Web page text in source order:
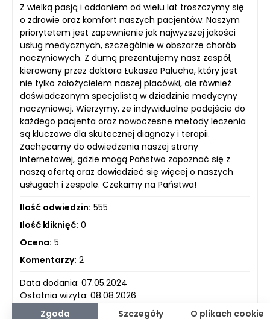
Z wielką pasją i oddaniem od wielu lat troszczymy się
o zdrowie oraz komfort naszych pacjentów. Naszym
priorytetem jest zapewnienie jak najwyższej jakości
usług medycznych, szczególnie w obszarze chorób
naczyniowych. Z dumą prezentujemy nasz zespół,
kierowany przez doktora Łukasza Palucha, który jest
nie tylko założycielem naszej placówki, ale również
doświadczonym specjalistą w dziedzinie medycyny
naczyniowej. Wierzymy, że indywidualne podejście do
każdego pacjenta oraz nowoczesne metody leczenia
są kluczowe dla skutecznej diagnozy i terapii.
Zachęcamy do odwiedzenia naszej strony
internetowej, gdzie mogą Państwo zapoznać się z
naszą ofertą oraz dowiedzieć się więcej o naszych
usługach i zespole. Czekamy na Państwa!
Ilość odwiedzin: 555
Ilość kliknięć: 0
Ocena: 5
Komentarzy: 2
Data dodania: 07.05.2024
Ostatnia wizyta: 08.08.2026
Zgoda
Szczegóły O plikach cookie